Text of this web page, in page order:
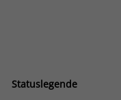
Statuslegende